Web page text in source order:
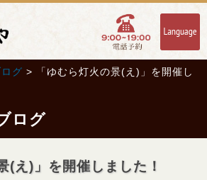
グ > 「ゆむら灯火の景(え)」を開催し
ログ
景(え)」を開催しました！